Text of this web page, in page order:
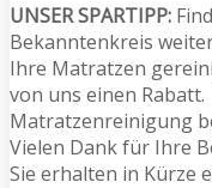
UNSER SPARTIPP:
Bekanntenkreis
Ihre Matratzen
von uns einen Rabatt.
Matratzenreinigung
Vielen Dank für Ihre
Sie erhalten in Kürze